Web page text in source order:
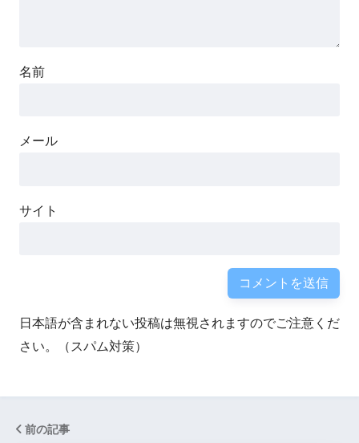
名前
メール
サイト
日本語が含まれない投稿は無視されますのでご注意くだ
さい。（スパム対策）
前の記事